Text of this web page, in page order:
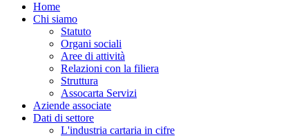
Home
Chi siamo
Statuto
Organi sociali
Aree di attività
Relazioni con la filiera
Struttura
Assocarta Servizi
Aziende associate
Dati di settore
L'industria cartaria in cifre